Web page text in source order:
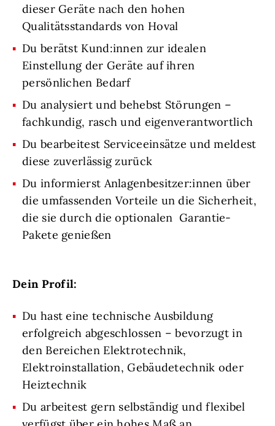
dieser Geräte nach den hohen
Qualitätsstandards von Hoval
Du berätst Kund:innen zur idealen
Einstellung der Geräte auf ihren
persönlichen Bedarf
Du analysiert und behebst Störungen –
fachkundig, rasch und eigenverantwortlich
Du bearbeitest Serviceeinsätze und meldest
diese zuverlässig zurück
Du informierst Anlagenbesitzer:innen über
die umfassenden Vorteile un die Sicherheit,
die sie durch die optionalen Garantie-
Pakete genießen
Dein Profil:
Du hast eine technische Ausbildung
erfolgreich abgeschlossen – bevorzugt in
den Bereichen Elektrotechnik,
Elektroinstallation, Gebäudetechnik oder
Heiztechnik
Du arbeitest gern selbständig und flexibel